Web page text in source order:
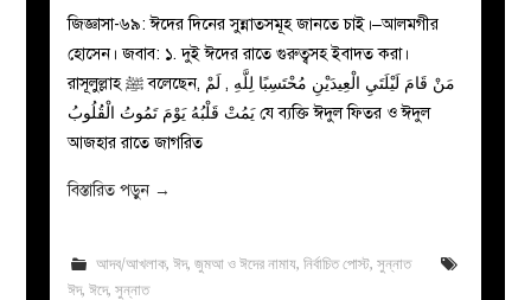
ইসলাহী
মজলিস
জিজ্ঞাসা-৬৯: ঈদের দিনের সুন্নাতসমূহ জানতে চাই।–আলমগীর
হোসেন। জবাব: ১. দুই ঈদের রাতে গুরুত্বসহ ইবাদত করা।
রাসূলুল্লাহ ﷺ বলেছেন, مَنْ قَامَ لَيْلَتَيِ الْعِيدَيْنِ مُحْتَسِبًا لِلَّهِ , لَمْ
يَمُتْ قَلْبُهُ يَوْمَ تَمُوتُ الْقُلُوبُ যে ব্যক্তি ঈদুল ফিতর ও ঈদুল
আজহার রাতে জাগরিত
বিস্তারিত পড়ুন →
আদব/আখলাক, ঈদ, জুমআ ও ঈদের নামায, নির্বাচিত পোস্ট, সুন্নাত
ঈদ,ঈদে,সুন্নাত